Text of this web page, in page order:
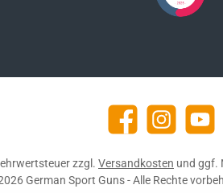
FacebookInstagramYouTube
zzgl. Versandkosten und ggf.
German Sport Guns - Alle Rechte